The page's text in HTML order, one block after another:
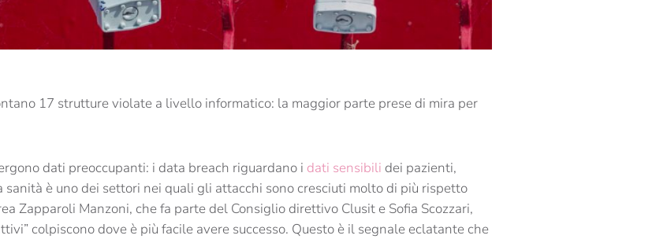
17 strutture violate a livello informatico: la maggior parte prese di mira per
dati preoccupanti: i data breach riguardano i dati sensibili dei pazienti,
sanità è uno dei settori nei quali gli attacchi sono cresciuti molto di più rispetto
Zapparoli Manzoni, che fa parte del Consiglio direttivo Clusit e Sofia Scozzari,
colpiscono dove è più facile avere successo. Questo è il segnale eclatante che